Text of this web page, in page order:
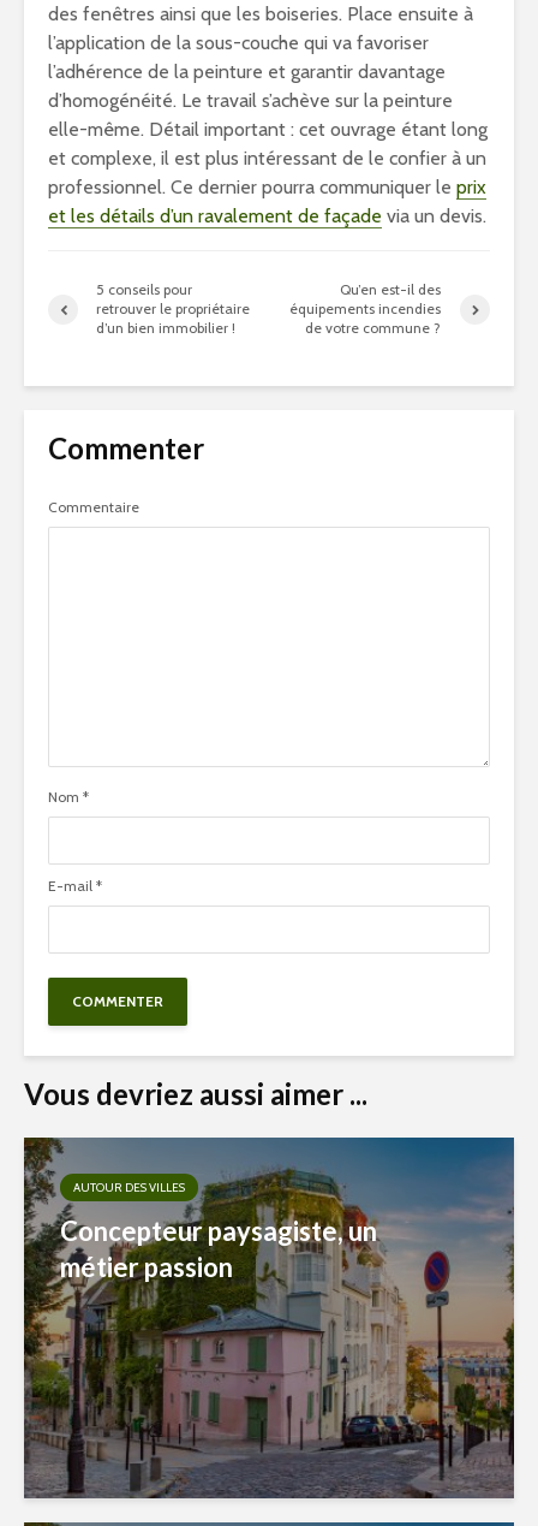
des fenêtres ainsi que les boiseries. Place ensuite à
l’application de la sous-couche qui va favoriser
l’adhérence de la peinture et garantir davantage
d’homogénéité. Le travail s’achève sur la peinture
elle-même. Détail important : cet ouvrage étant long
et complexe, il est plus intéressant de le confier à un
professionnel. Ce dernier pourra communiquer le prix
et les détails d’un ravalement de façade via un devis.
5 conseils pour
retrouver le propriétaire
d’un bien immobilier !
Qu’en est-il des
équipements incendies
de votre commune ?
Commenter
Commentaire
Nom *
E-mail *
Vous devriez aussi aimer ...
AUTOUR DES VILLES
Concepteur paysagiste, un
métier passion